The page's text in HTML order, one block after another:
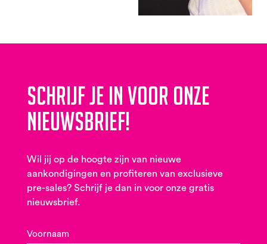
Schrijf je in voor onze
nieuwsbrief!
Wil jij op de hoogte zijn van nieuwe
aankondigingen en profiteren van exclusieve
pre-sales? Schrijf je dan in voor onze gratis
nieuwsbrief.
Voornaam